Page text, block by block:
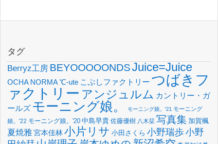
タグ
Berryz工房 BEYOOOOONDSJuice=Juice
OCHA NORMA℃-ute こぶしファクトリー つばきフ
ァクトリー アンジュルム カントリー・ガ
ールズ モーニング娘。 モーニング娘。'21 モーニング
娘。'22 モーニング娘。'20 中島早貴 佐藤優樹 八木栞 写真集 加賀楓
夏焼雅宮本佳林小片リサ 小田さくら 小野瑞歩小野